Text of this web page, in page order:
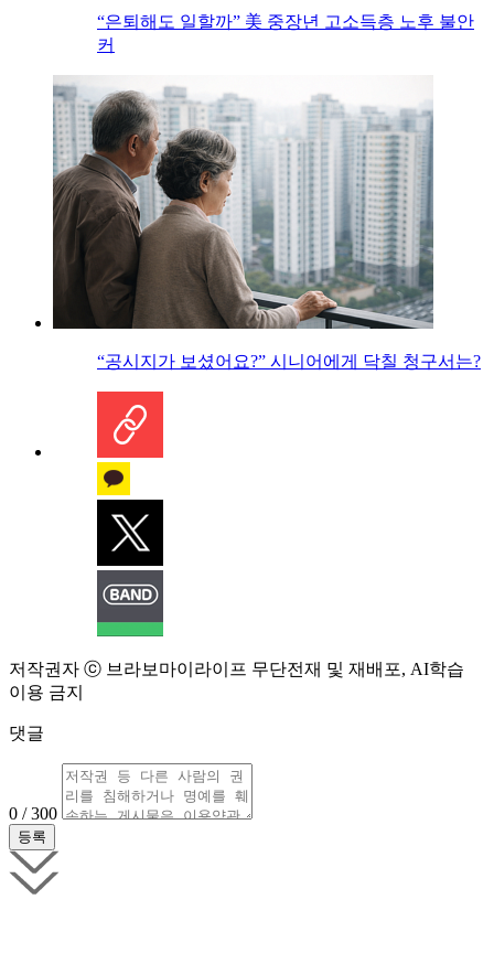
“은퇴해도 일할까” 美 중장년 고소득층 노후 불안
커
“공시지가 보셨어요?” 시니어에게 닥칠 청구서는?
저작권자 ⓒ 브라보마이라이프 무단전재 및 재배포, AI학습
이용 금지
댓글
0 / 300